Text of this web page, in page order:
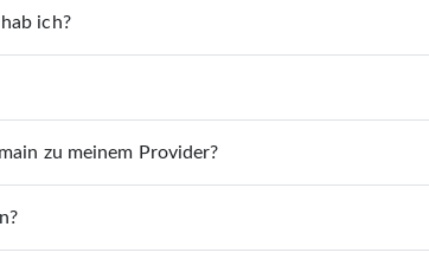
ich?
zu meinem Provider?